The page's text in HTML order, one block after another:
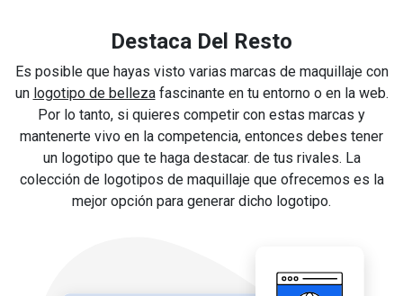
Destaca Del Resto
Es posible que hayas visto varias marcas de maquillaje con
un logotipo de bellezafascinante en tu entorno o en la web.
Por lo tanto, si quieres competir con estas marcas y
mantenerte vivo en la competencia, entonces debes tener
un logotipo que te haga destacar. de tus rivales. La
colección de logotipos de maquillaje que ofrecemos es la
mejor opción para generar dicho logotipo.